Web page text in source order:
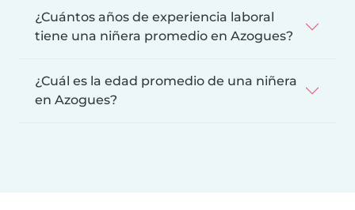
¿Cuántos años de experiencia laboral
tiene una niñera promedio en Azogues?
¿Cuál es la edad promedio de una niñera
en Azogues?